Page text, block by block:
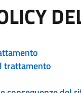
trattamento